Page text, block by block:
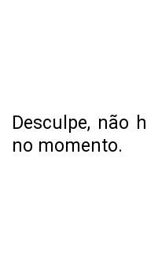
Desculpe, não
no momento.